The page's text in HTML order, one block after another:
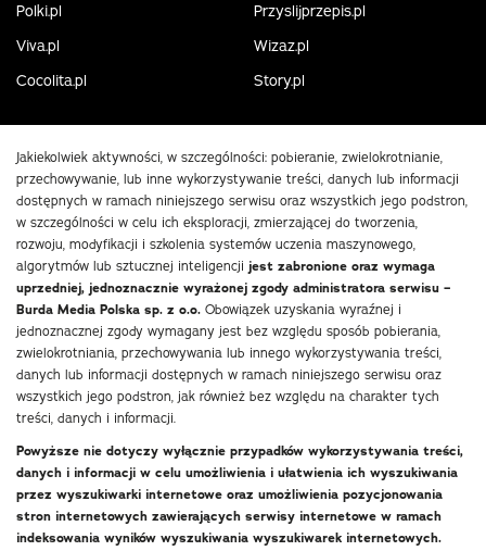
Polki.pl
Przyslijprzepis.pl
Viva.pl
Wizaz.pl
Cocolita.pl
Story.pl
Jakiekolwiek aktywności, w szczególności: pobieranie, zwielokrotnianie,
przechowywanie, lub inne wykorzystywanie treści, danych lub informacji
dostępnych w ramach niniejszego serwisu oraz wszystkich jego podstron,
w szczególności w celu ich eksploracji, zmierzającej do tworzenia,
rozwoju, modyfikacji i szkolenia systemów uczenia maszynowego,
algorytmów lub sztucznej inteligencji jest zabronione oraz wymaga
uprzedniej, jednoznacznie wyrażonej zgody administratora serwisu –
Burda Media Polska sp. z o.o. Obowiązek uzyskania wyraźnej i
jednoznacznej zgody wymagany jest bez względu sposób pobierania,
zwielokrotniania, przechowywania lub innego wykorzystywania treści,
danych lub informacji dostępnych w ramach niniejszego serwisu oraz
wszystkich jego podstron, jak również bez względu na charakter tych
treści, danych i informacji.
Powyższe nie dotyczy wyłącznie przypadków wykorzystywania treści,
danych i informacji w celu umożliwienia i ułatwienia ich wyszukiwania
przez wyszukiwarki internetowe oraz umożliwienia pozycjonowania
stron internetowych zawierających serwisy internetowe w ramach
indeksowania wyników wyszukiwania wyszukiwarek internetowych.